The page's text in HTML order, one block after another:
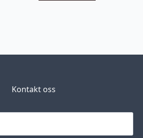
Kontakt oss